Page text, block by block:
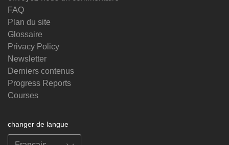
FAQ
Plan du site
Glossaire
Privacy Policy
Newsletter
Derniers contenus
Progress Reports
Courses
changer de langue